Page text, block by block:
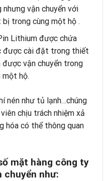
nhưng vận chuyển với
trong cùng một hộ .
Lithium được chứa
được cài đặt trong thiết
được vận chuyển trong
một hộ.
nén như tủ lạnh…chúng
chịu trách nhiệm xả
hóa có thể thông quan
mặt hàng công ty
chuyển như: